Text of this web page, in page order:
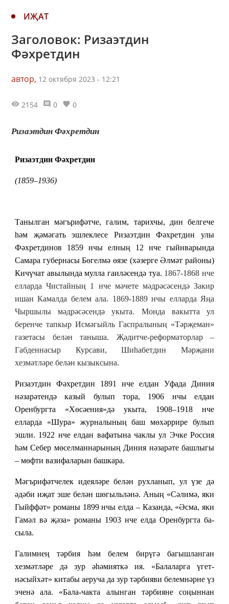
ИҖАТ
Заголовок: Ризаэтдин
Фәхретдин
автор, 12 октября 2023 - 12:21
2154 0 0
Ризаэтдин Фәхретдин
Ризаэтдин Фәхретдин
(1859–1936)
Танылган мәгърифәтче, галим, тарихчы, дин белгече
һәм җәмәгать эшлеклесе Ризаэтдин Фәхретдин улы
Фәхретдинов 1859 нчы елның 12 нче гыйнварында
Самара губернасы Бөгелмә өязе (хәзерге Әлмәт районы)
Кичүчат авылында мулла гаиләсендә туа. 1867-1868 нче
елларда Чистайның 1 нче мәчете мәдрәсәсендә Закир
ишан Камалда белем ала. 1869-1889 нчы елларда Яңа
Чыршылы мәдрәсәсендә укыта. Монда вакытта ул
беренче тапкыр Исмәгыйль Гаспралының «Тәрҗеман»
газетасы белән таныша. Җәдитче-реформаторлар –
Габденнасыр Курсави, Шиһабетдин Мәрҗани
хезмәтләре белән кызыксына.
Ризаэтдин Фәхретдин 1891 нче елдан Уфада Диния
нәзарәтендә казый булып тора, 1906 нчы елдан
Оренбургта «Хөсәения»дә укыта, 1908–1918 нче
елларда «Шура» журналының баш мөхәррире булып
эшли. 1922 нче ел­дан вафатына чаклы ул Эчке Россия
һәм Себер мөселманнарының Диния нәзарәте башлыгы
– мөфти вазифаларын башкара.
Мәгърифәтчелек идеяләре белән рухланып, ул үзе дә
әдәби иҗат эше белән шөгыльләнә. Аның «Сәлимә, яки
Гыйффәт» романы 1899 нчы елда – Казанда, «Әсма, яки
Гамәл вә җәза» романы 1903 нче елда Оренбургта ба­
сыла.
Галимнең тәрбия һәм белем бирүгә багышланган
хезмәтләре дә зур әһәмияткә ия. «Балаларга үгет-
нәсыйхәт» китабы аеруча да зур тәрбияви белемнәрне үз
эченә ала. «Бала-чакта алынган тәрбияне соңыннан